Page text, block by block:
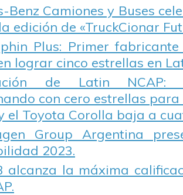
Benz Camiones y Buses
edición de «TruckCionar
Plus: Primer
lograr cinco estrellas en
de Latin NCAP:
con cero estrellas para
el Toyota Corolla baja a
Group Argentina
2023.
alcanza la máxima